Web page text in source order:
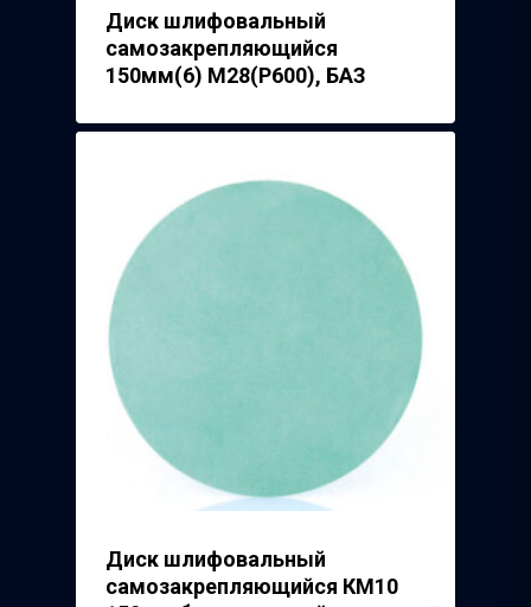
Диск шлифовальный
самозакрепляющийся
150мм(6) М28(Р600), БАЗ
Диск шлифовальный
самозакрепляющийся КМ10